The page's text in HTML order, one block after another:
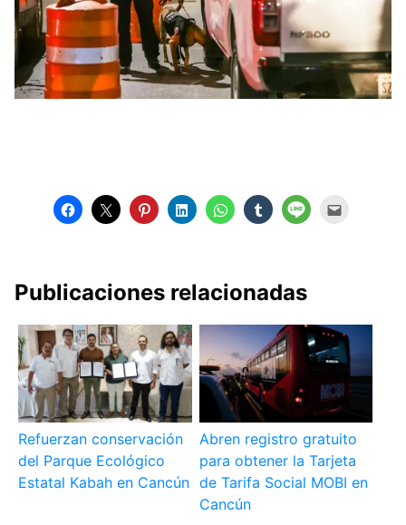
Publicaciones relacionadas
Refuerzan conservación
del Parque Ecológico
Estatal Kabah en Cancún
Abren registro gratuito
para obtener la Tarjeta
de Tarifa Social MOBI en
Cancún